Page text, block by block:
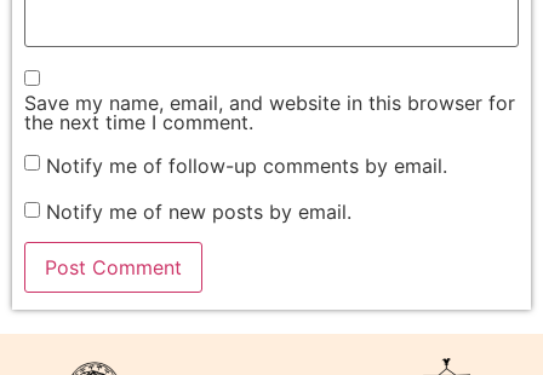
Save my name, email, and website in this browser for
the next time I comment.
Notify me of follow-up comments by email.
Notify me of new posts by email.